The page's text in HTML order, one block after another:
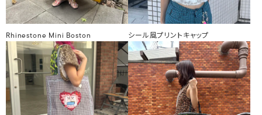
Rhinestone Mini Boston シール風プリントキャップ